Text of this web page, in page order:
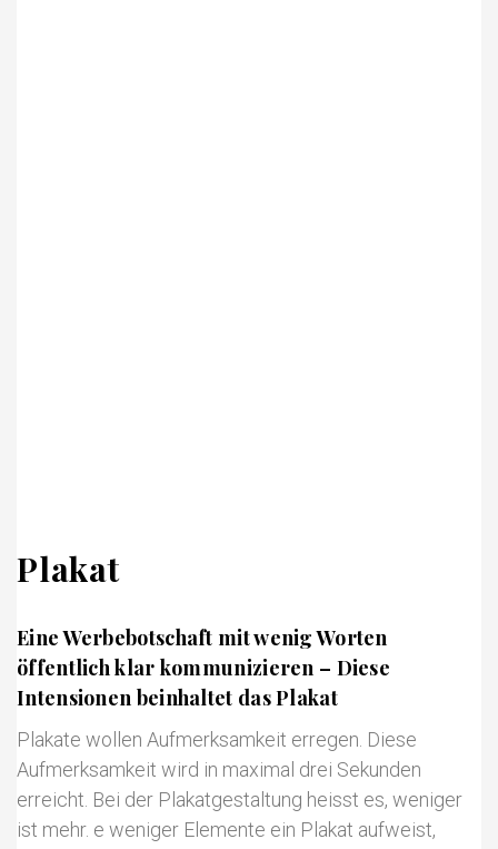
Plakat
Eine Werbebotschaft mit wenig Worten
öffentlich klar kommunizieren – Diese
Intensionen beinhaltet das Plakat
Plakate wollen Aufmerksamkeit erregen. Diese
Aufmerksamkeit wird in maximal drei Sekunden
erreicht. Bei der Plakatgestaltung heisst es, weniger
ist mehr. e weniger Elemente ein Plakat aufweist,